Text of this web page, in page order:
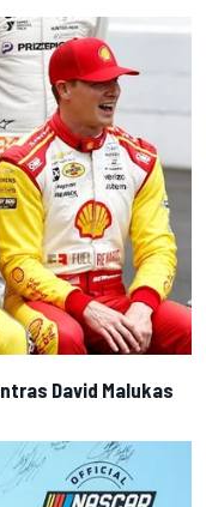
David Malukas